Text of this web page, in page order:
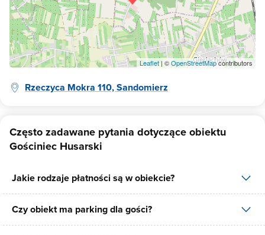
Leaflet| ©OpenStreetMapcontributors
Rzeczyca Mokra 110, Sandomierz
Często zadawane pytania dotyczące obiektu
Gościniec Husarski
Jakie rodzaje płatności są w obiekcie?
W obiekcie dostępne są następujące formy płatności: gotówka,
płatność przelewem.
Czy obiekt ma parking dla gości?